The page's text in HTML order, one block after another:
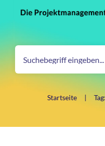
Startseite |